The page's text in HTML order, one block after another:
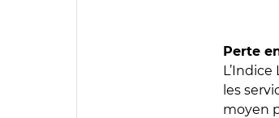
Perte
les
moyen